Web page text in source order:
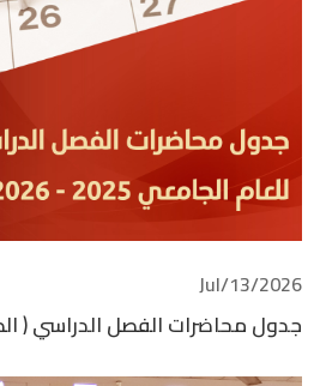
2026/Jul/13
جدول محاضرات الفصل الدراسي (